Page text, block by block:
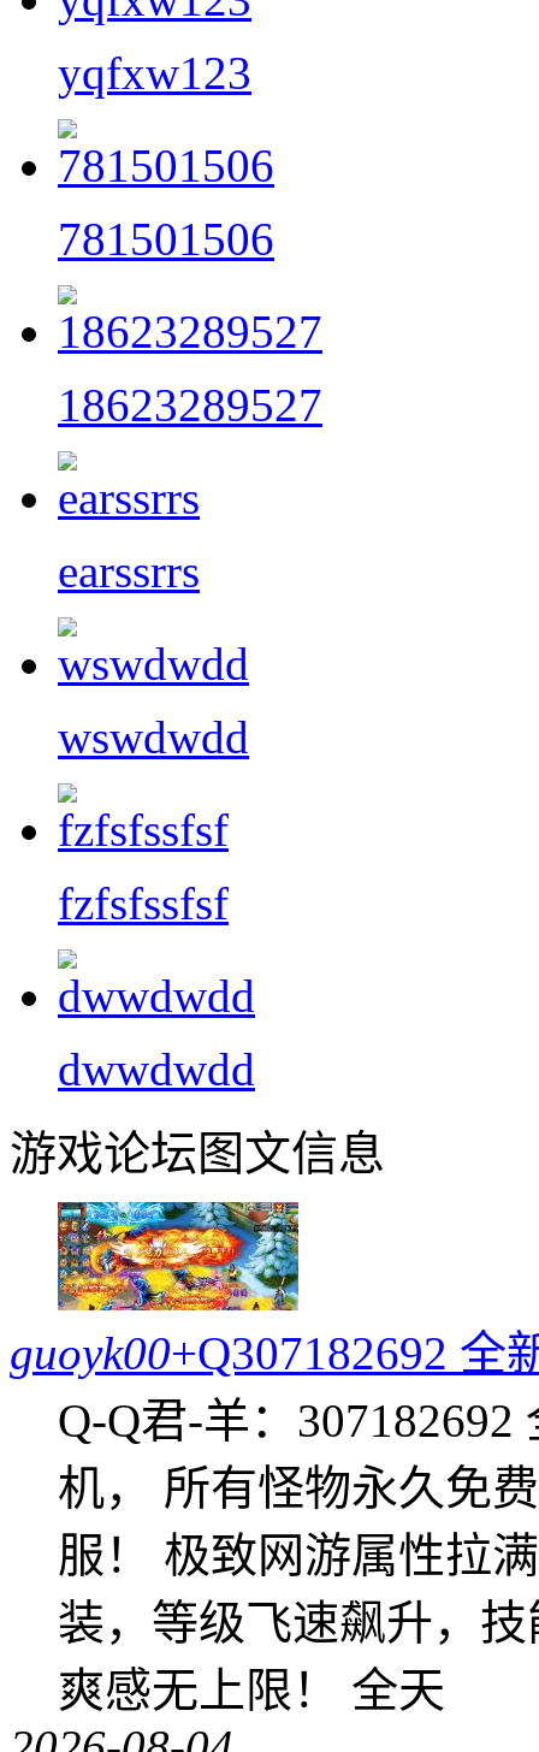
yqfxw123
781501506
18623289527
earssrrs
wswdwdd
fzfsfssfsf
dwwdwdd
游戏论坛图文信息
guoyk00+Q307182692
Q-Q君-羊：
机， 所有怪物永久免
服！ 极致网游属性拉
装，等级飞速飙升，
爽感无上限！ 全天